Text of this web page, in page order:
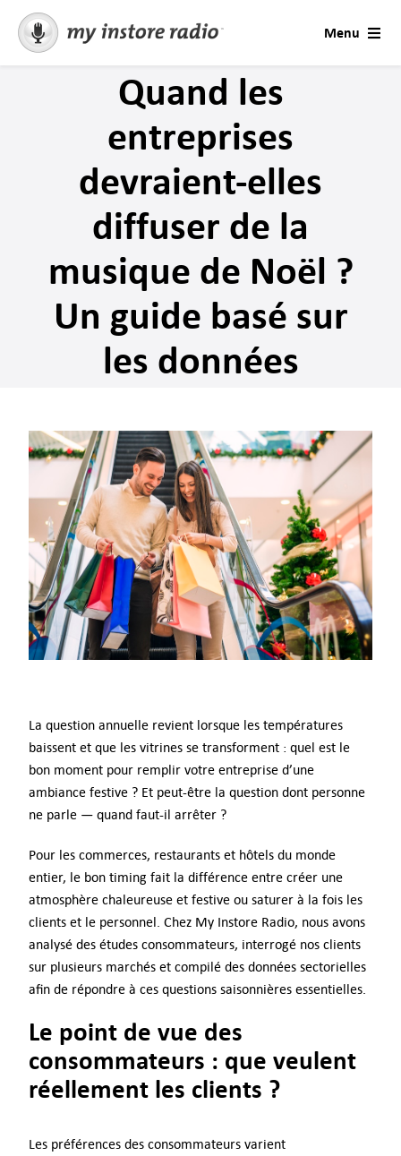
content
Menu
Musique pour entreprises
Commerce de détail
Contact
Solutions
Saisons et occasions
Contactez le support
AI Voices
Consultation
Digital Signage
Comment ça marche
Essayez gratuitement
Types d’Entreprises
Support
Se connecter
Quand les
entreprises
devraient-elles
diffuser de la
musique de Noël ?
Un guide basé sur
les données
La question annuelle revient lorsque les températures
baissent et que les vitrines se transforment : quel est le
bon moment pour remplir votre entreprise d’une
ambiance festive ? Et peut-être la question dont personne
ne parle — quand faut-il arrêter ?
Pour les commerces, restaurants et hôtels du monde
entier, le bon timing fait la différence entre créer une
atmosphère chaleureuse et festive ou saturer à la fois les
clients et le personnel. Chez My Instore Radio, nous avons
analysé des études consommateurs, interrogé nos clients
sur plusieurs marchés et compilé des données sectorielles
afin de répondre à ces questions saisonnières essentielles.
Le point de vue des
consommateurs : que veulent
réellement les clients ?
Les préférences des consommateurs varient